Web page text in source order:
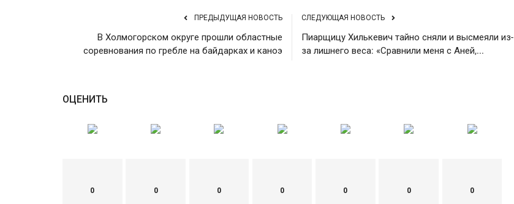
ПРЕДЫДУЩАЯ НОВОСТЬ
В Холмогорском округе прошли областные
соревнования по гребле на байдарках и каноэ
СЛЕДУЮЩАЯ НОВОСТЬ
Пиарщицу Хилькевич тайно сняли и высмеяли из-
за лишнего веса: «Сравнили меня с Аней,...
ОЦЕНИТЬ
0 0 0 0 0 0 0